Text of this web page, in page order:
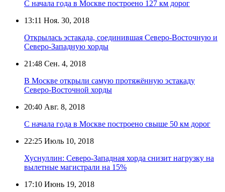
С начала года в Москве построено 127 км дорог
13:11 Ноя. 30, 2018
Открылась эстакада, соединившая Северо-Восточную и
Северо-Западную хорды
21:48 Сен. 4, 2018
В Москве открыли самую протяжённую эстакаду
Северо-Восточной хорды
20:40 Авг. 8, 2018
С начала года в Москве построено свыше 50 км дорог
22:25 Июль 10, 2018
Хуснуллин: Северо-Западная хорда снизит нагрузку на
вылетные магистрали на 15%
17:10 Июнь 19, 2018